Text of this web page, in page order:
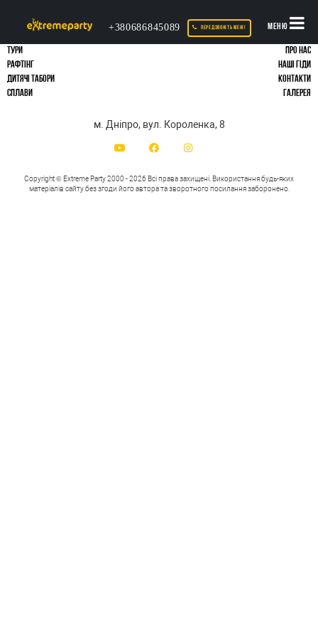
+380686845089 ПЕРЕДЗВОНІТЬ МЕНІ! МЕНЮ
ТУРИ
РАФТІНГ
ДИТЯЧІ ТАБОРИ
СПЛАВИ
ПРО НАС
НАШІ ГІДИ
КОНТАКТИ
ГАЛЕРЕЯ
м. Дніпро, вул. Короленка, 8
Copyright © Extreme Party 2000 - 2026 Всі права захищені. Використання будь-яких
матеріалів сайту без згоди його автора та зворотного посилання заборонено.